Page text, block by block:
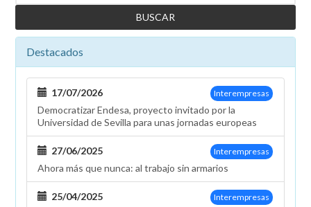
Destacados
Interempresas
17/07/2026
Democratizar Endesa, proyecto invitado por la
Universidad de Sevilla para unas jornadas europeas
Interempresas
27/06/2025
Ahora más que nunca: al trabajo sin armarios
Interempresas
25/04/2025